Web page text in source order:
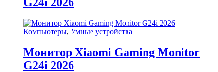
Компьютеры, Умные устройства
Монитор Xiaomi Gaming Monitor
G24i 2026